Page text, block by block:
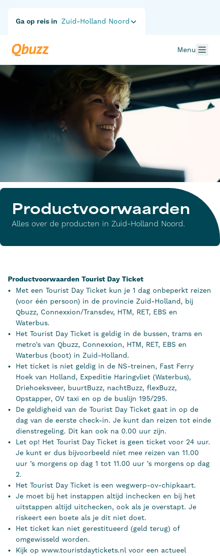
Ga op reis in Zuid-Holland Noord
Menu
Productvoorwaarden
Alles over de producten in Zuid-Holland Noord.
Productvoorwaarden Tourist Day Ticket
Met een Tourist Day Ticket kun je 1 dag onbeperkt reizen
(voor één persoon) in de provincie Zuid-Holland, bij
Qbuzz, Connexxion/Transdev, HTM, RET, EBS en
Waterbus.
Het Tourist Day Ticket is geldig in de bussen, trams en
metro’s van Qbuzz, Connexxion, HTM, RET, EBS en
Waterbus (boot) in Zuid-Holland.
Het ticket is niet geldig in de NS-treinen, Fast Ferry
Hoek van Holland, Expeditie Haringvliet (Waterbus),
Driehoeksveer, buurtBuzz, nachtBuzz, flexBuzz,
Opstapper, OV taxi en op de buslijn 195/295.
De geldigheid van de Tourist Day Ticket gaat in op de
dag van de eerste check-in. Je kunt dan reizen tot einde
dienstregeling. Dit kan ook na 0.00 uur zijn.
Let op! Het Tourist Day Ticket is geen ticket voor 24 uur.
Je kunt er dus bijvoorbeeld níet mee reizen van 11.00
uur ’s morgens op dag 1 tot 11.00 uur ’s morgens op dag
2.
Het Tourist Day Ticket is een wegwerp-ov-chipkaart.
Je moet bij het instappen altijd inchecken en bij het
uitstappen altijd uitchecken, ook als je overstapt. Je
riskeert een boete als je dit niet doet.
Het ticket kan niet gerestitueerd (geld terug) of
omgewisseld worden.
Kijk op www.touristdaytickets.nl voor een actueel